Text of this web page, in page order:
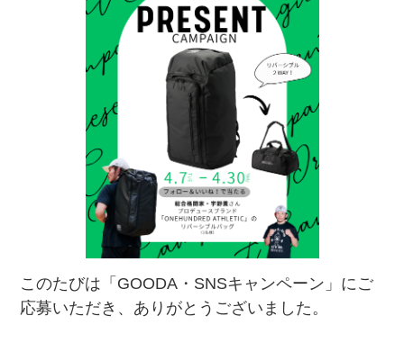
このたびは「GOODA・SNSキャンペーン」にご
応募いただき、ありがとうございました。